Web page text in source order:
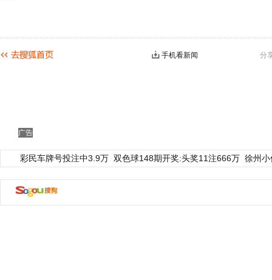
分
手机看新闻
广告
彩民车牌号投注中3.9万 双色球148期开奖:头奖11注666万 徐州